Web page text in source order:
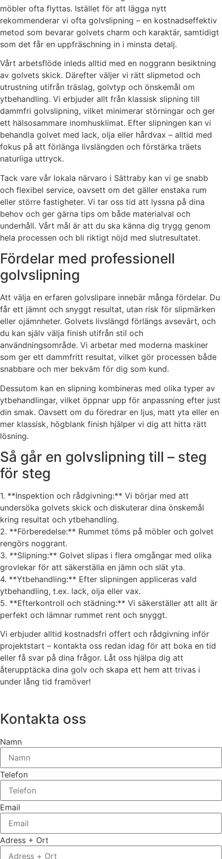
möbler ofta flyttas. Istället för att lägga nytt
rekommenderar vi ofta golvslipning – en kostnadseffektiv
metod som bevarar golvets charm och karaktär, samtidigt
som det får en uppfräschning in i minsta detalj.
Vårt arbetsflöde inleds alltid med en noggrann besiktning
av golvets skick. Därefter väljer vi rätt slipmetod och
utrustning utifrån träslag, golvtyp och önskemål om
ytbehandling. Vi erbjuder allt från klassisk slipning till
dammfri golvslipning, vilket minimerar störningar och ger
ett hälsosammare inomhusklimat. Efter slipningen kan vi
behandla golvet med lack, olja eller hårdvax – alltid med
fokus på att förlänga livslängden och förstärka träets
naturliga uttryck.
Tack vare vår lokala närvaro i Sättraby kan vi ge snabb
och flexibel service, oavsett om det gäller enstaka rum
eller större fastigheter. Vi tar oss tid att lyssna på dina
behov och ger gärna tips om både materialval och
underhåll. Vårt mål är att du ska känna dig trygg genom
hela processen och bli riktigt nöjd med slutresultatet.
Fördelar med professionell
golvslipning
Att välja en erfaren golvslipare innebär många fördelar. Du
får ett jämnt och snyggt resultat, utan risk för slipmärken
eller ojämnheter. Golvets livslängd förlängs avsevärt, och
du kan själv välja finish utifrån stil och
användningsområde. Vi arbetar med moderna maskiner
som ger ett dammfritt resultat, vilket gör processen både
snabbare och mer bekväm för dig som kund.
Dessutom kan en slipning kombineras med olika typer av
ytbehandlingar, vilket öppnar upp för anpassning efter just
din smak. Oavsett om du föredrar en ljus, matt yta eller en
mer klassisk, högblank finish hjälper vi dig att hitta rätt
lösning.
Så går en golvslipning till – steg
för steg
1. **Inspektion och rådgivning:** Vi börjar med att
undersöka golvets skick och diskuterar dina önskemål
kring resultat och ytbehandling.
2. **Förberedelse:** Rummet töms på möbler och golvet
rengörs noggrant.
3. **Slipning:** Golvet slipas i flera omgångar med olika
grovlekar för att säkerställa en jämn och slät yta.
4. **Ytbehandling:** Efter slipningen appliceras vald
ytbehandling, t.ex. lack, olja eller vax.
5. **Efterkontroll och städning:** Vi säkerställer att allt är
perfekt och lämnar rummet rent och snyggt.
Vi erbjuder alltid kostnadsfri offert och rådgivning inför
projektstart – kontakta oss redan idag för att boka en tid
eller få svar på dina frågor. Låt oss hjälpa dig att
återupptäcka dina golv och skapa ett hem att trivas i
under lång tid framöver!
Kontakta oss
Namn
Telefon
Email
Adress + Ort